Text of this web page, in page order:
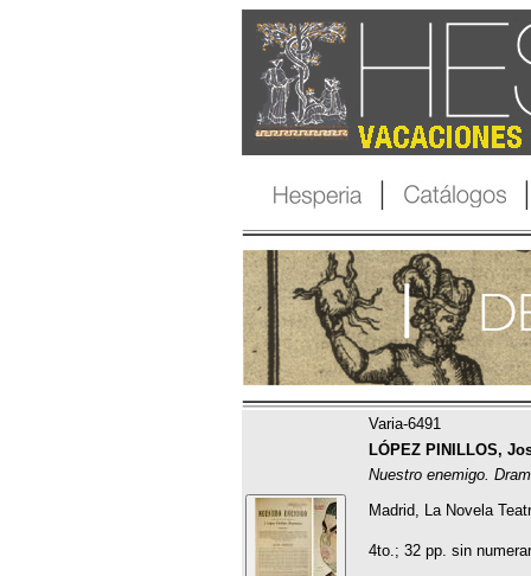
Varia-6491
LÓPEZ PINILLOS,
Nuestro enemigo.
Madrid, La Novela
4to.; 32 pp. sin